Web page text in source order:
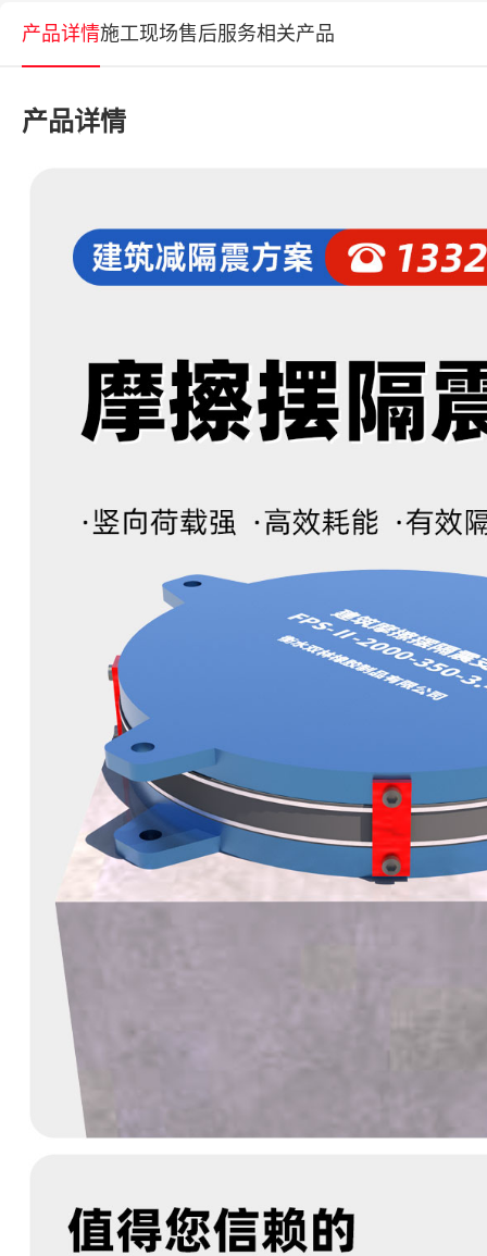
产品详情施工现场售后服务相关产品
产品详情